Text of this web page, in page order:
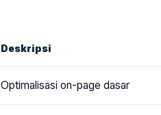
Deskripsi
Optimalisasi on-page dasar